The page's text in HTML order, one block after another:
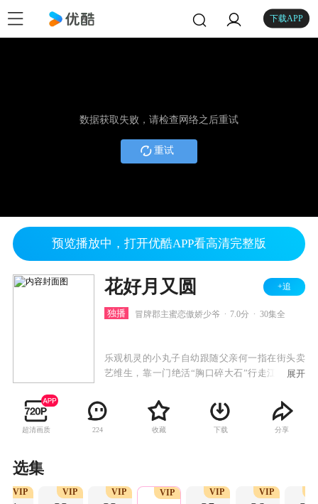
下载APP
数据获取失败，请检查网络之后重试
重试
预览播放中，打开优酷APP看高清完整版
花好月又圆 +追
独播 冒牌郡主蜜恋傲娇少爷 7.0分 30集全
乐观机灵的小丸子自幼跟随父亲何一指在街头卖
艺维生，靠一门绝活“胸口碎大石”行走江湖。如
书达礼的郡主，嫁进梅府与梅三少拜了堂，彻底
改变了命运，奉旨成婚的九王爷之女陆英瑶却被
土匪小宝爷误当成压寨夫人背回了青龙寨。抗拒
在斗智斗勇中，这对欢喜冤家渐生情愫。
展开
超清画质 224 收藏 下载 分享
选集
VIP VIP VIP VIP VIP VIP